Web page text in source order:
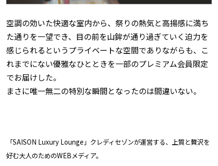
空調の効いた快適な室内から、祭りの熱気と高揚感に満ち
た通りを一望でき、目の前を山鉾が通り過ぎていく迫力を
感じられるというプライベートな空間でありながらも、こ
れまでにない優雅なひとときを一部のプレミアム会員限定
でお届けした。
まさに唯一無二の特別な瞬間となったのは間違いない。
「SAISON Luxury Lounge」クレディセゾンが運営する、上質と贅沢を
好む大人のためのWEBメディア。